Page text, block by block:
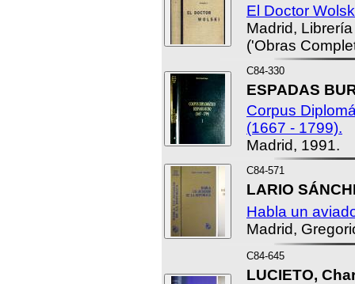
El Doctor
Madrid,
('Obras
C84-330
ESPADAS
Corpus
(1667 - 1799).
Madrid, 1991.
C84-571
LARIO
Habla un
Madrid,
C84-645
LUCIETO,